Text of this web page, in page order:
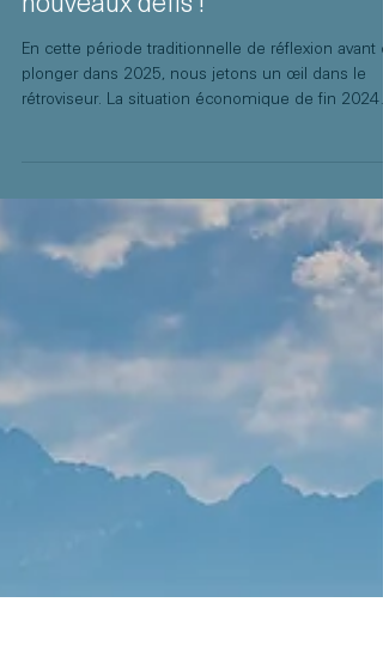
Fabien Chalot
7 janv. 2025
En cette période traditionnelle de réflexion avant
plonger dans 2025, nous jetons un œil dans le
rétroviseur. La situation économique de fin 2024
semble empreinte d'une incertitude croissante.
plus du contexte politique national, plusieurs
secteurs structurants de l'économie, comme la
sous-traitance aéronautique , l'automobile , et plus
généralement l'industrie manufacturière , sont
fortement impactés par un ralentissement qui
pourrait perdurer. Pourtant, malgré les